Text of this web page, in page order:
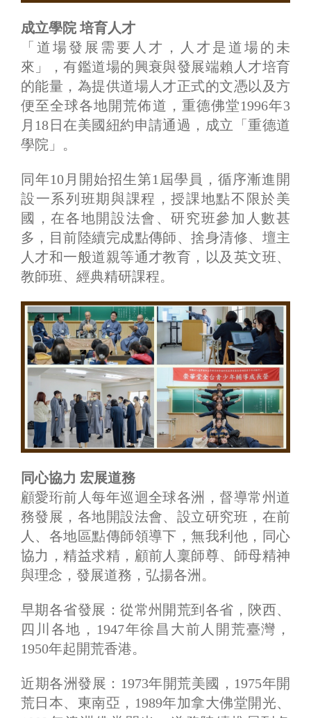
成立學院 培育人才
「道場發展需要人才，人才是道場的未
來」，有鑑道場的興衰與發展端賴人才培育
的能量，為提供道場人才正式的文憑以及方
便至全球各地開荒佈道，重德佛堂1996年3
月18日在美國紐約申請通過，成立「重德道
學院」。
同年10月開始招生第1屆學員，循序漸進開
設一系列班期與課程，授課地點不限於美
國，在各地開設法會、研究班參加人數甚
多，目前陸續完成點傳師、捨身清修、壇主
人才和一般道親等通才教育，以及英文班、
教師班、經典精研課程。
同心協力 宏展道務
顧愛珩前人每年巡迴全球各洲，督導常州道
務發展，各地開設法會、設立研究班，在前
人、各地區點傳師領導下，無我利他，同心
協力，精益求精，顧前人稟師尊、師母精神
與理念，發展道務，弘揚各洲。
早期各省發展：從常州開荒到各省，陝西、
四川各地，1947年徐昌大前人開荒臺灣，
1950年起開荒香港。
近期各洲發展：1973年開荒美國，1975年開
荒日本、東南亞，1989年加拿大佛堂開光、